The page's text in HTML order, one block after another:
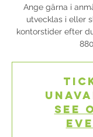
Ange gärna i
utvecklas i eller
kontorstider efter
See